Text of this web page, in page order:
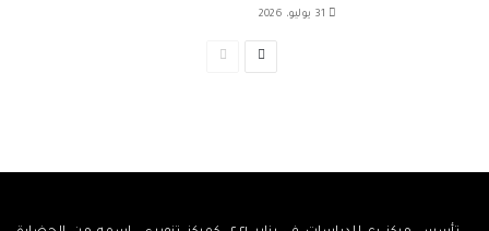
31 يوليو، 2026
الصفحة